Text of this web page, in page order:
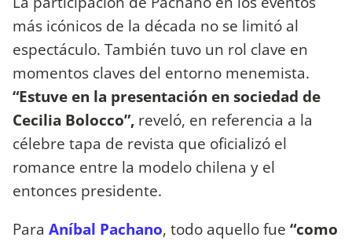
más icónicos de la década no se limitó al
espectáculo. También tuvo un rol clave en
momentos claves del entorno menemista.
“Estuve en la presentación en sociedad de
Cecilia Bolocco”, reveló, en referencia a la
célebre tapa de revista que oficializó el
romance entre la modelo chilena y el
entonces presidente.
Para Aníbal Pachano, todo aquello fue “como